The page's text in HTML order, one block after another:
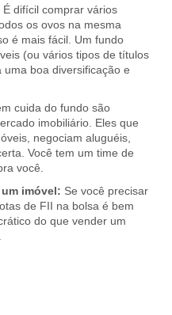
É difícil comprar vários
os ovos na mesma
é mais fácil. Um fundo
(ou vários tipos de títulos
boa diversificação e
cuida do fundo são
imobiliário. Eles que
negociam aluguéis,
Você tem um time de
você.
imóvel: Se você precisar
de FII na bolsa é bem
do que vender um